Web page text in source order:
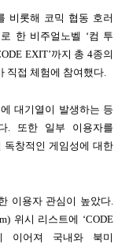
비롯해 코믹 협동 호러
한 비주얼노벨 ‘컴 투
EXIT’까지 총 4종의
직접 체험에 참여했다.
대기열이 발생하는 등
. 또한 일부 이용자를
독창적인 게임성에 대한
이용자 관심이 높았다.
위시 리스트에 ‘CODE
이어져 국내와 북미